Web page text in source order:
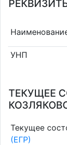
УНП
ТЕКУЩЕЕ
Текущее
(ЕГР)